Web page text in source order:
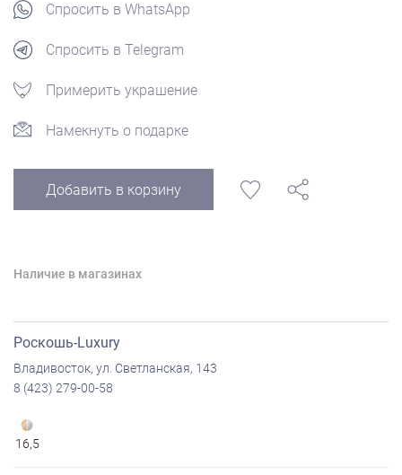
Спросить в WhatsApp
Спросить в Telegram
Примерить украшение
Намекнуть о подарке
Добавить в корзину
Наличие в магазинах
Роскошь-Luxury
Владивосток, ул. Светланская, 143
8 (423) 279-00-58
16,5